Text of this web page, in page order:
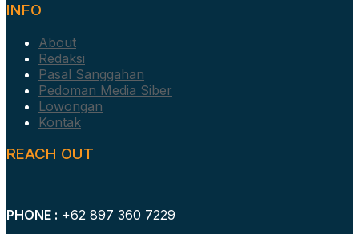
INFO
About
Redaksi
Pasal Sanggahan
Pedoman Media Siber
Lowongan
Kontak
REACH OUT
PHONE : +62 897 360 7229